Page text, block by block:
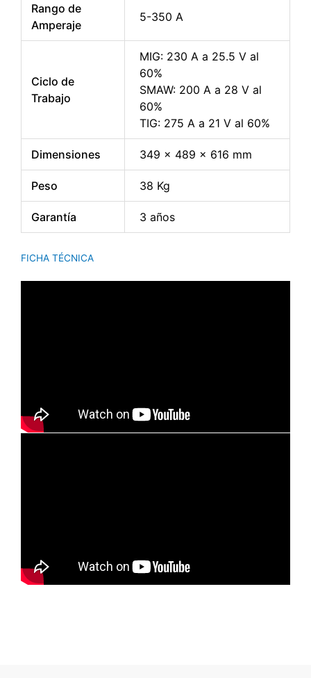
Rango de
Amperaje
5-350 A
Ciclo de
Trabajo
MIG: 230 A a 25.5 V al
60%
SMAW: 200 A a 28 V al
60%
TIG: 275 A a 21 V al 60%
Dimensiones 349 x 489 x 616 mm
Peso 38 Kg
Garantía 3 años
FICHA TÉCNICA